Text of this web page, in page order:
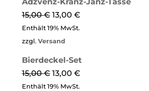
Adzvenz-Kranz-Janz-Tasse
15,00€ 13,00 €
Enthält 19% MwSt.
zzgl. Versand
Bierdeckel-Set
15,00€ 13,00 €
Enthält 19% MwSt.